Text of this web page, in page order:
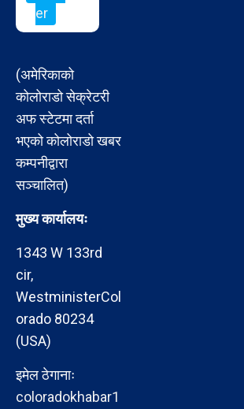
er
(अमेरिकाको
कोलोराडो सेक्रेटरी
अफ स्टेटमा दर्ता
भएको कोलोराडो खबर
कम्पनीद्वारा
सञ्चालित)
मुख्य कार्यालयः
1343 W 133rd
cir,
WestministerCol
orado 80234
(USA)
इमेल ठेगानाः
coloradokhabar1